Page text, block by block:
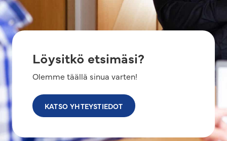
Löysitkö etsimäsi?
Olemme täällä sinua varten!
KATSO YHTEYSTIEDOT